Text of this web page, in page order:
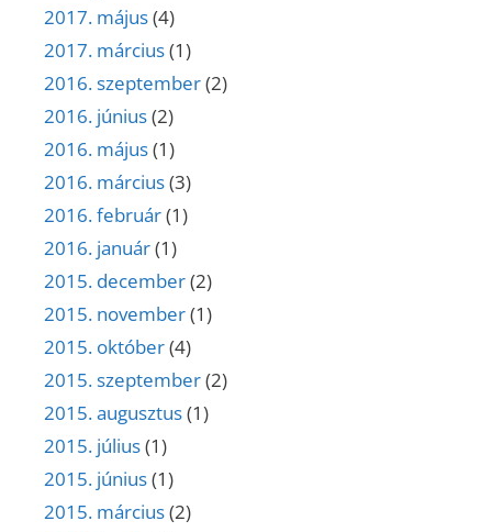
2017. május(4)
2017. március(1)
2016. szeptember(2)
2016. június(2)
2016. május(1)
2016. március(3)
2016. február(1)
2016. január(1)
2015. december(2)
2015. november(1)
2015. október(4)
2015. szeptember(2)
2015. augusztus(1)
2015. július(1)
2015. június(1)
2015. március(2)